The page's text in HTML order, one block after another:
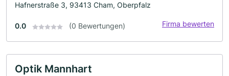
Hafnerstraße 3, 93413 Cham, Oberpfalz
0.0 (0 Bewertungen) Firma bewerten
Optik Mannhart